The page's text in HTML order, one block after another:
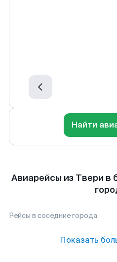
Найти
Авиарейсы из Твери
Рейсы в соседние города
Показать